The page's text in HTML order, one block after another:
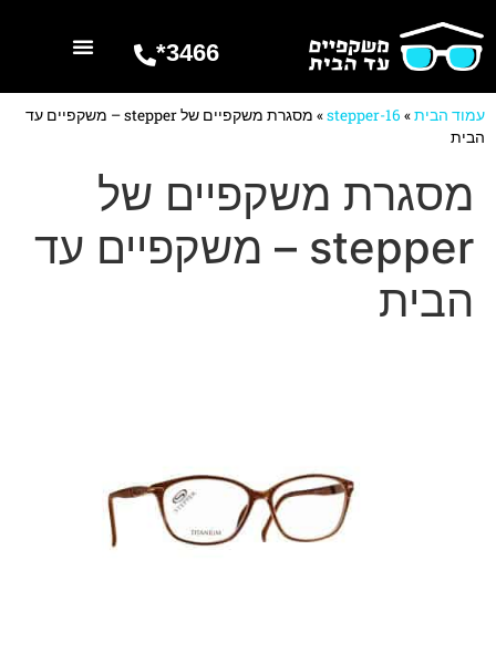
3466*
עמוד הבית»
stepper-16
»
מסגרת משקפיים של stepper – משקפיים עד
הבית
מסגרת משקפיים של
stepper – משקפיים עד
הבית